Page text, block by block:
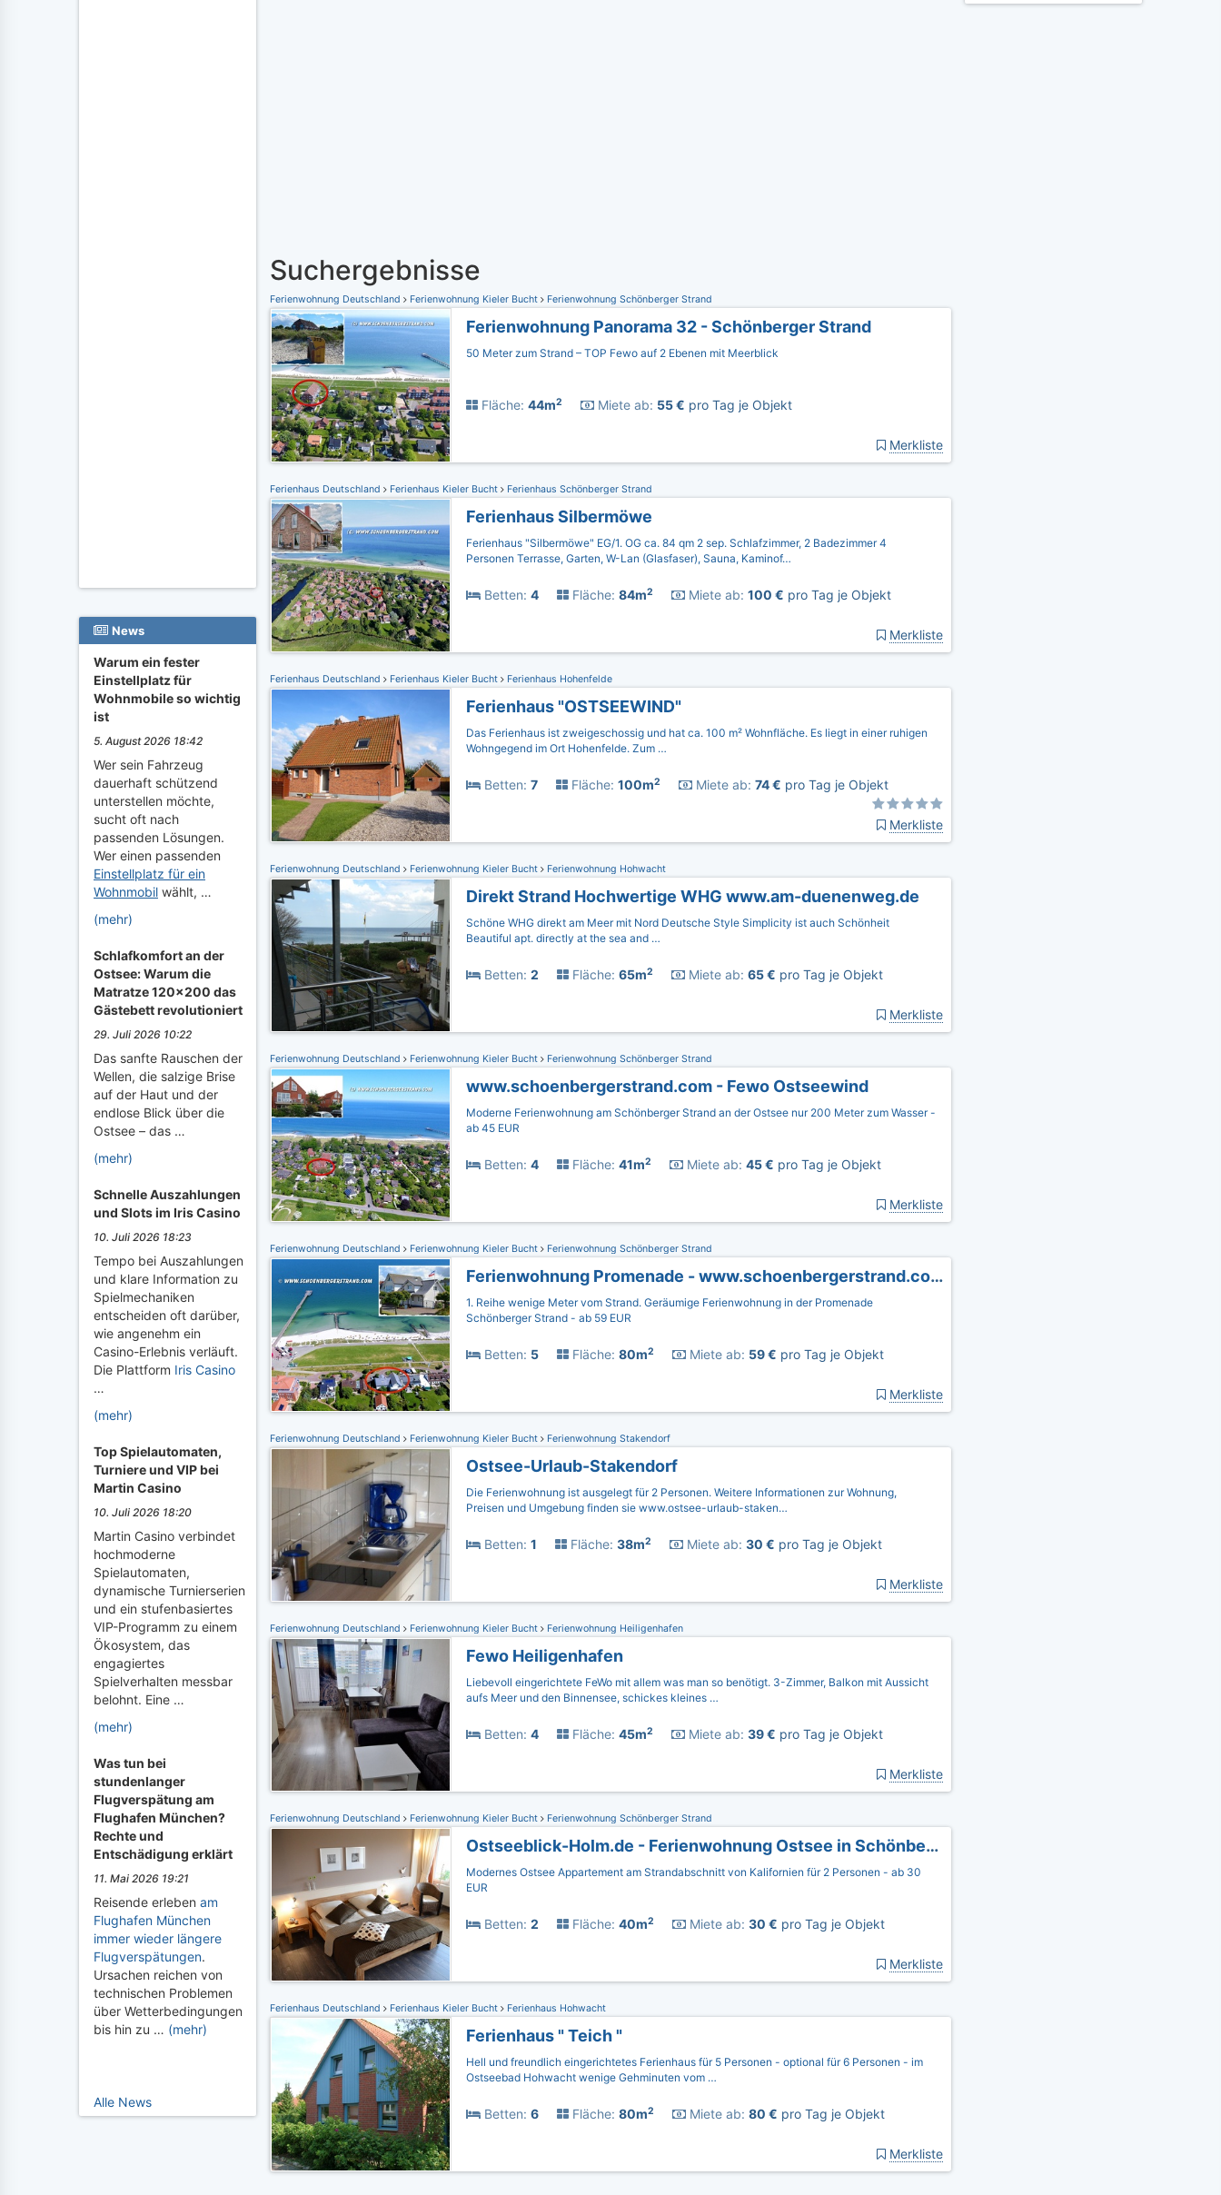
News
Warum ein fester
Einstellplatz für
Wohnmobile so wichtig
ist
5. August 2026 18:42
Wer sein Fahrzeug
dauerhaft schützend
unterstellen möchte,
sucht oft nach
passenden Lösungen.
Wer einen passenden
Einstellplatz für ein
Wohnmobil wählt, …
(mehr)
Schlafkomfort an der
Ostsee: Warum die
Matratze 120x200 das
Gästebett revolutioniert
29. Juli 2026 10:22
Das sanfte Rauschen der
Wellen, die salzige Brise
auf der Haut und der
endlose Blick über die
Ostsee – das …
(mehr)
Schnelle Auszahlungen
und Slots im Iris Casino
10. Juli 2026 18:23
Tempo bei Auszahlungen
und klare Information zu
Spielmechaniken
entscheiden oft darüber,
wie angenehm ein
Casino-Erlebnis verläuft.
Die Plattform Iris Casino
…
(mehr)
Top Spielautomaten,
Turniere und VIP bei
Martin Casino
10. Juli 2026 18:20
Martin Casino verbindet
hochmoderne
Spielautomaten,
dynamische Turnierserien
und ein stufenbasiertes
VIP-Programm zu einem
Ökosystem, das
engagiertes
Spielverhalten messbar
belohnt. Eine …
(mehr)
Was tun bei
stundenlanger
Flugverspätung am
Flughafen München?
Rechte und
Entschädigung erklärt
11. Mai 2026 19:21
Reisende erleben am
Flughafen München
immer wieder längere
Flugverspätungen.
Ursachen reichen von
technischen Problemen
über Wetterbedingungen
bis hin zu … (mehr)
Alle News
Suchergebnisse
Ferienwohnung Deutschland Ferienwohnung Kieler Bucht Ferienwohnung Schönberger Strand
Ferienwohnung Panorama 32 - Schönberger Strand
50 Meter zum Strand – TOP Fewo auf 2 Ebenen mit Meerblick
Fläche: 44m2 Miete ab: 55 € pro Tag je Objekt
Merkliste
Ferienhaus Deutschland Ferienhaus Kieler Bucht Ferienhaus Schönberger Strand
Ferienhaus Silbermöwe
Ferienhaus "Silbermöwe" EG/1. OG ca. 84 qm 2 sep. Schlafzimmer, 2 Badezimmer 4
Personen Terrasse, Garten, W-Lan (Glasfaser), Sauna, Kaminof…
Betten: 4 Fläche: 84m2 Miete ab: 100 € pro Tag je Objekt
Merkliste
Ferienhaus Deutschland Ferienhaus Kieler Bucht Ferienhaus Hohenfelde
Ferienhaus "OSTSEEWIND"
Das Ferienhaus ist zweigeschossig und hat ca. 100 m² Wohnfläche. Es liegt in einer ruhigen
Wohngegend im Ort Hohenfelde. Zum …
Betten: 7 Fläche: 100m2 Miete ab: 74 € pro Tag je Objekt
Merkliste
Ferienwohnung Deutschland Ferienwohnung Kieler Bucht Ferienwohnung Hohwacht
Direkt Strand Hochwertige WHG www.am-duenenweg.de
Schöne WHG direkt am Meer mit Nord Deutsche Style Simplicity ist auch Schönheit
Beautiful apt. directly at the sea and …
Betten: 2 Fläche: 65m2 Miete ab: 65 € pro Tag je Objekt
Merkliste
Ferienwohnung Deutschland Ferienwohnung Kieler Bucht Ferienwohnung Schönberger Strand
www.schoenbergerstrand.com - Fewo Ostseewind
Moderne Ferienwohnung am Schönberger Strand an der Ostsee nur 200 Meter zum Wasser -
ab 45 EUR
Betten: 4 Fläche: 41m2 Miete ab: 45 € pro Tag je Objekt
Merkliste
Ferienwohnung Deutschland Ferienwohnung Kieler Bucht Ferienwohnung Schönberger Strand
Ferienwohnung Promenade - www.schoenbergerstrand.com
1. Reihe wenige Meter vom Strand. Geräumige Ferienwohnung in der Promenade
Schönberger Strand - ab 59 EUR
Betten: 5 Fläche: 80m2 Miete ab: 59 € pro Tag je Objekt
Merkliste
Ferienwohnung Deutschland Ferienwohnung Kieler Bucht Ferienwohnung Stakendorf
Ostsee-Urlaub-Stakendorf
Die Ferienwohnung ist ausgelegt für 2 Personen. Weitere Informationen zur Wohnung,
Preisen und Umgebung finden sie www.ostsee-urlaub-staken…
Betten: 1 Fläche: 38m2 Miete ab: 30 € pro Tag je Objekt
Merkliste
Ferienwohnung Deutschland Ferienwohnung Kieler Bucht Ferienwohnung Heiligenhafen
Fewo Heiligenhafen
Liebevoll eingerichtete FeWo mit allem was man so benötigt. 3-Zimmer, Balkon mit Aussicht
aufs Meer und den Binnensee, schickes kleines …
Betten: 4 Fläche: 45m2 Miete ab: 39 € pro Tag je Objekt
Merkliste
Ferienwohnung Deutschland Ferienwohnung Kieler Bucht Ferienwohnung Schönberger Strand
Ostseeblick-Holm.de - Ferienwohnung Ostsee in Schönberg Holm
Modernes Ostsee Appartement am Strandabschnitt von Kalifornien für 2 Personen - ab 30
EUR
Betten: 2 Fläche: 40m2 Miete ab: 30 € pro Tag je Objekt
Merkliste
Ferienhaus Deutschland Ferienhaus Kieler Bucht Ferienhaus Hohwacht
Ferienhaus " Teich "
Hell und freundlich eingerichtetes Ferienhaus für 5 Personen - optional für 6 Personen - im
Ostseebad Hohwacht wenige Gehminuten vom …
Betten: 6 Fläche: 80m2 Miete ab: 80 € pro Tag je Objekt
Merkliste